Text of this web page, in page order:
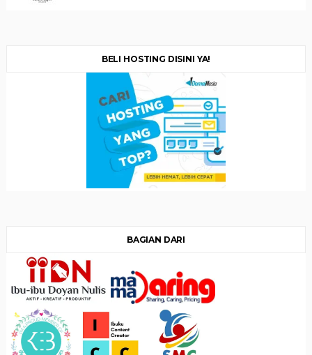
BELI HOSTING DISINI YA!
BAGIAN DARI